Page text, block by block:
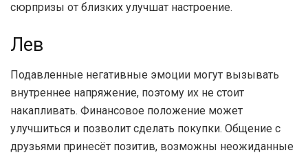
сюрпризы от близких улучшат настроение.
Лев
Подавленные негативные эмоции могут вызывать
внутреннее напряжение, поэтому их не стоит
накапливать. Финансовое положение может
улучшиться и позволит сделать покупки. Общение с
друзьями принесёт позитив, возможны неожиданные